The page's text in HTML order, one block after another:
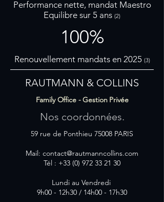
Performance nette, mandat Maestro
Equilibre sur 5 ans (2)
100%
Renouvellement mandats en 2025 (3)
RAUTMANN & COLLINS
Family Office - Gestion Privée
Nos coordonnées.
59 rue de Ponthieu 75008 PARIS
Mail: contact@rautmanncollins.com
Tél : +33 (0) 972 33 21 30
Lundi au Vendredi
9h00 - 12h30 / 14h00 - 17h30